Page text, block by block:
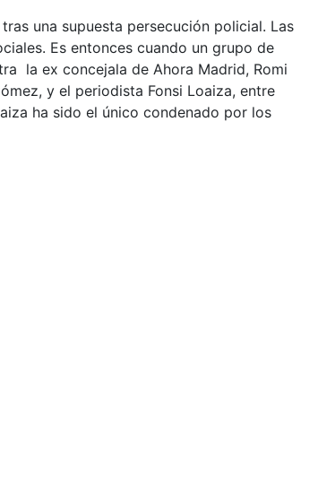
una supuesta persecución policial. Las
Es entonces cuando un grupo de
la ex concejala de Ahora Madrid, Romi
y el periodista Fonsi Loaiza, entre
ha sido el único condenado por los